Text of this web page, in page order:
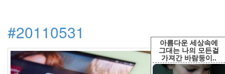
아름다운 세상속에
그대는 나의 모든걸
가져간 바람둥이..
#20110531
지나치세
요... 사
랑.. 사람
을 웃기고
울리는 몹